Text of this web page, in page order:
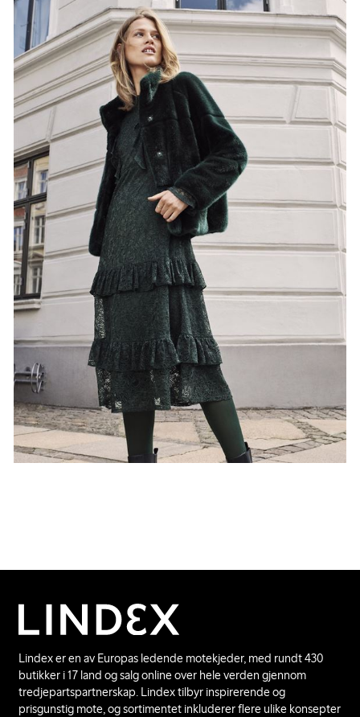
Lindex er en av Europas ledende motekjeder, med rundt 430
butikker i 17 land og salg online over hele verden gjennom
tredjepartspartnerskap. Lindex tilbyr inspirerende og
prisgunstig mote, og sortimentet inkluderer flere ulike konsepter